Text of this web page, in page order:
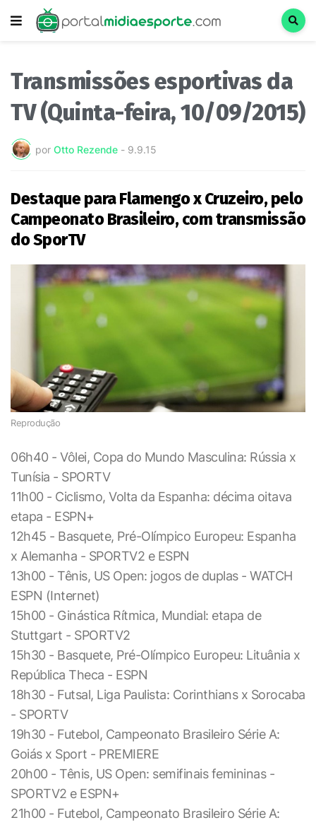
Transmissões esportivas da
TV (Quinta-feira, 10/09/2015)
por Otto Rezende - 9.9.15
Destaque para Flamengo x Cruzeiro, pelo
Campeonato Brasileiro, com transmissão
do SporTV
Reprodução
06h40 - Vôlei, Copa do Mundo Masculina: Rússia x
Tunísia - SPORTV
11h00 - Ciclismo, Volta da Espanha: décima oitava
etapa - ESPN+
12h45 - Basquete, Pré-Olímpico Europeu: Espanha
x Alemanha - SPORTV2 e ESPN
13h00 - Tênis, US Open: jogos de duplas - WATCH
ESPN (Internet)
15h00 - Ginástica Rítmica, Mundial: etapa de
Stuttgart - SPORTV2
15h30 - Basquete, Pré-Olímpico Europeu: Lituânia x
República Theca - ESPN
18h30 - Futsal, Liga Paulista: Corinthians x Sorocaba
- SPORTV
19h30 - Futebol, Campeonato Brasileiro Série A:
Goiás x Sport - PREMIERE
20h00 - Tênis, US Open: semifinais femininas -
SPORTV2 e ESPN+
21h00 - Futebol, Campeonato Brasileiro Série A: